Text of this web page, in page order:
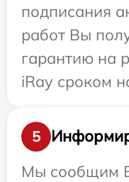
подписания
работ Вы
гарантию на
iRay сроком
5
Мы сообщим